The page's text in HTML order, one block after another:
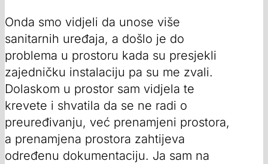
Onda smo vidjeli da unose više
sanitarnih uređaja, a došlo je do
problema u prostoru kada su presjekli
zajedničku instalaciju pa su me zvali.
Dolaskom u prostor sam vidjela te
krevete i shvatila da se ne radi o
preuređivanju, već prenamjeni prostora,
a prenamjena prostora zahtijeva
određenu dokumentaciju. Ja sam na